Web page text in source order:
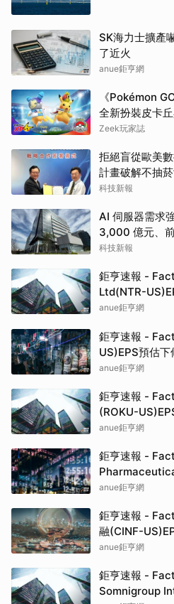
SK海力士擴產
了近火
anue鉅亨網
《Pokémon
全新扮裝皮卡
Zeek玩家誌
拒絕盲從歐美
計畫破解不抽
科技新報
AI 伺服器需求
3,000 億元、
科技新報
鉅亨速報 -
Ltd(NTR-
目標價為80.00
anue鉅亨網
鉅亨速報 -
US)EPS預估
90.00元
anue鉅亨網
鉅亨速報 -
(ROKU-
目標價為160.00
anue鉅亨網
鉅亨速報 -
預估上修至
anue鉅亨網
鉅亨速報 -
融(CINF-
標價為192.50元
anue鉅亨網
鉅亨速報 -
Somnigroup